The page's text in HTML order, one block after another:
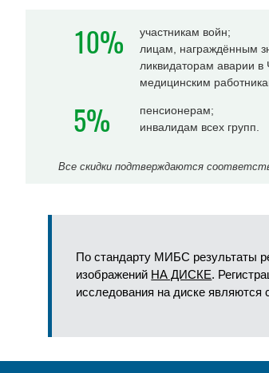
10%
участникам войн;
лицам, награждённым
ликвидаторам аварии
медицинским
5%
пенсионерам;
инвалидам всех групп.
Все скидки подтверждаются
По стандарту МИБС результаты
изображений НА ДИСКЕ.
исследования на диске